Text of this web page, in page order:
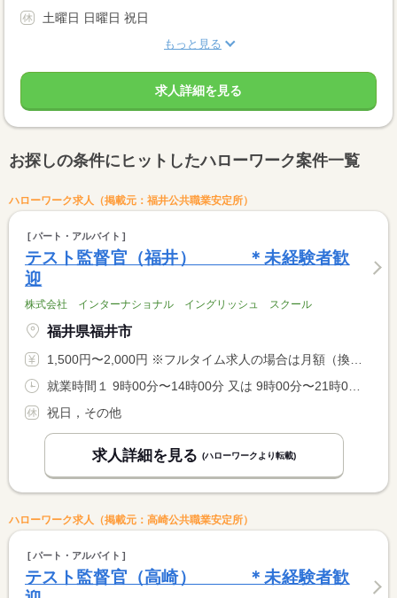
土曜日 日曜日 祝日
もっと見る
求人詳細を見る
お探しの条件にヒットしたハローワーク案件一覧
ハローワーク求人（掲載元：福井公共職業安定所）
パート・アルバイト
テスト監督官（福井） ＊未経験者歓
迎
株式会社 インターナショナル イングリッシュ スクール
福井県福井市
1,500円〜2,000円 ※フルタイム求人の場合は月額（換算額）、パート求人の場合は時間額を表示しています。
祝日，その他
求人詳細を見る (ハローワークより転載)
ハローワーク求人（掲載元：高崎公共職業安定所）
パート・アルバイト
テスト監督官（高崎） ＊未経験者歓